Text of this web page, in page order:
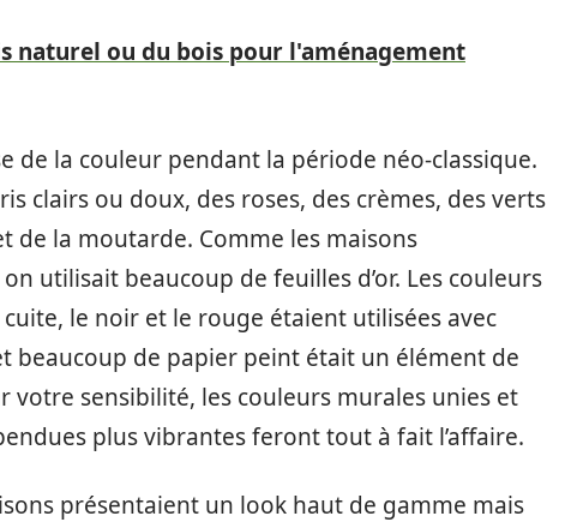
naturel ou du bois pour l'aménagement
de la couleur pendant la période néo-classique.
clairs ou doux, des roses, des crèmes, des verts
de la moutarde. Comme les maisons
utilisait beaucoup de feuilles d’or. Les couleurs
le noir et le rouge étaient utilisées avec
beaucoup de papier peint était un élément de
votre sensibilité, les couleurs murales unies et
plus vibrantes feront tout à fait l’affaire.
présentaient un look haut de gamme mais